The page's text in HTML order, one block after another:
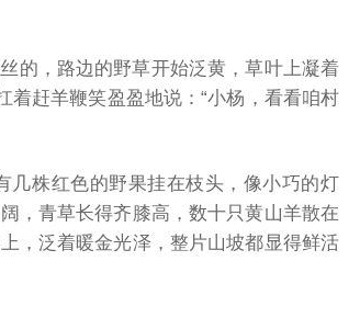
的，路边的野草开始泛黄，草叶上凝着
着赶羊鞭笑盈盈地说：“小杨，看看咱村
几株红色的野果挂在枝头，像小巧的灯
，青草长得齐膝高，数十只黄山羊散在
，泛着暖金光泽，整片山坡都显得鲜活